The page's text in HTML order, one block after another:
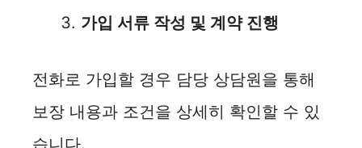
가입 서류 작성 및 계약 진행
전화로 가입할 경우 담당 상담원을 통해
보장 내용과 조건을 상세히 확인할 수 있